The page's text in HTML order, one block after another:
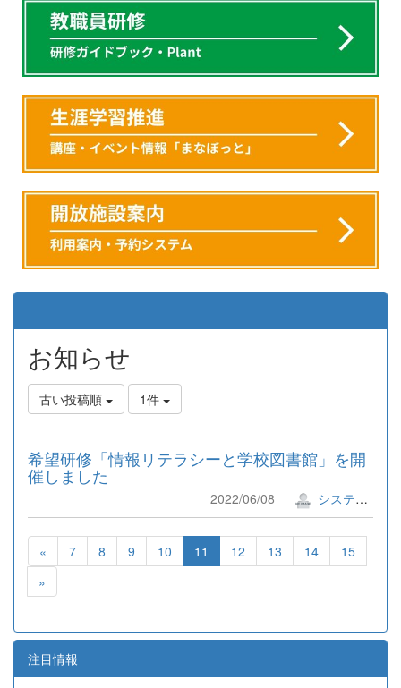
お知らせ
古い投稿順 1件
希望研修「情報リテラシーと学校図書館」を開
催しました
2022/06/08 システム管理者
« 7 8 9 10 11 12 13 14
15
»
注目情報